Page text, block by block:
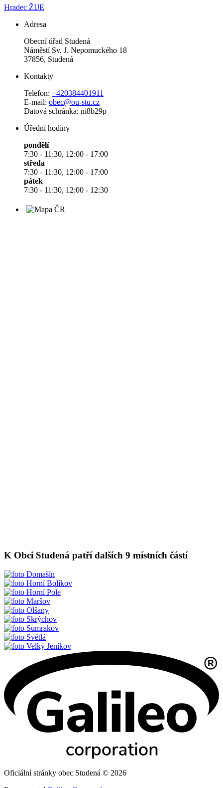
Hradec ŽIJE
Adresa
Obecní úřad Studená
Náměstí Sv. J. Nepomuckého 18
37856, Studená
Kontakty
Telefon: +420384401911
E-mail: obec@ou-stu.cz
Datová schránka: ni8b29p
Úřední hodiny
pondělí
7:30 - 11:30, 12:00 - 17:00
středa
7:30 - 11:30, 12:00 - 17:00
pátek
7:30 - 11:30, 12:00 - 12:30
K Obci Studená patří dalších 9 místních částí
Domašín
Horní Bolíkov
Horní Pole
Maršov
Olšany
Skrýchov
Sumrakov
Světlá
Velký Jeníkov
Oficiální stránky obec Studená © 2026